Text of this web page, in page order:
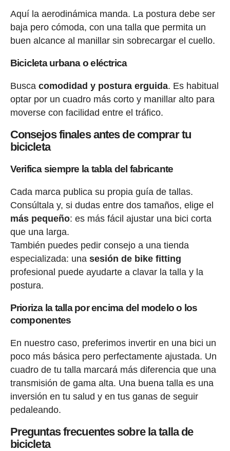
Aquí la aerodinámica manda. La postura debe ser
baja pero cómoda, con una talla que permita un
buen alcance al manillar sin sobrecargar el cuello.
Bicicleta urbana o eléctrica
Busca comodidad y postura erguida. Es habitual
optar por un cuadro más corto y manillar alto para
moverse con facilidad entre el tráfico.
Consejos finales antes de comprar tu
bicicleta
Verifica siempre la tabla del fabricante
Cada marca publica su propia guía de tallas.
Consúltala y, si dudas entre dos tamaños, elige el
más pequeño: es más fácil ajustar una bici corta
que una larga.
También puedes pedir consejo a una tienda
especializada: una sesión de bike fitting
profesional puede ayudarte a clavar la talla y la
postura.
Prioriza la talla por encima del modelo o los
componentes
En nuestro caso, preferimos invertir en una bici un
poco más básica pero perfectamente ajustada. Un
cuadro de tu talla marcará más diferencia que una
transmisión de gama alta. Una buena talla es una
inversión en tu salud y en tus ganas de seguir
pedaleando.
Preguntas frecuentes sobre la talla de
bicicleta